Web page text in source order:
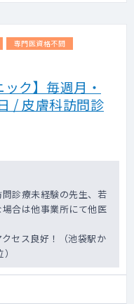
専門医資格不問
ック】毎週月・
/ 皮膚科訪問診
診療未経験の先生、若
合は他事業所にて他医
セス良好！（池袋駅か